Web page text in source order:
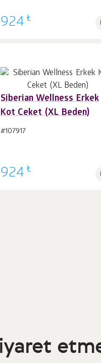
924 ₺
Siberian Wellness Erkek
Kot Ceket (XL Beden)
#107917
924 ₺